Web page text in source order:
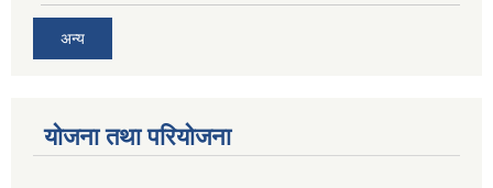
अन्य
योजना तथा परियोजना